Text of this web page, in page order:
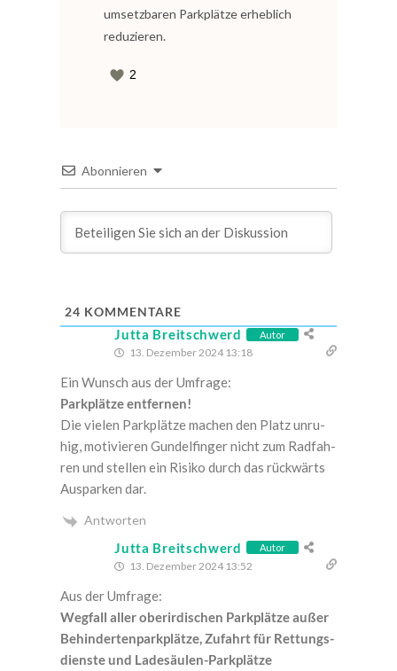
umsetz­ba­ren Park­plät­ze erheb­lich
reduzieren.
2
Abonnieren
24 KOMMENTARE
Jutta Breitschwerd Autor
13. Dezember 2024 13:18
Ein Wunsch aus der Umfrage:
Park­plät­ze entfernen!
Die vie­len Park­plät­ze machen den Platz unru­
hig, moti­vie­ren Gun­del­fin­ger nicht zum Rad­fah­
ren und stel­len ein Risi­ko durch das rück­wärts
Aus­par­ken dar.
Antworten
Jutta Breitschwerd Autor
13. Dezember 2024 13:52
Aus der Umfrage:
Weg­fall aller ober­ir­di­schen Park­plät­ze außer
Behin­der­ten­park­plät­ze, Zufahrt für Ret­tungs­
diens­te und Ladesäulen-Parkplätze